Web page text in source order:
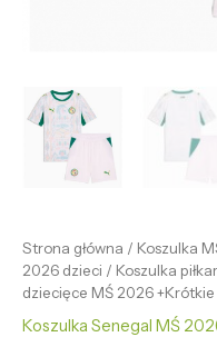
Strona główna / Koszulka
2026 dzieci / Koszulka
dziecięce MŚ 2026
Koszulka Senegal MŚ